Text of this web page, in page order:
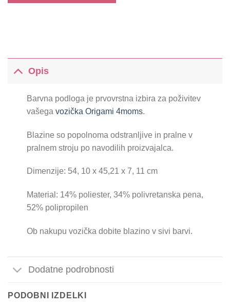
Opis
Barvna podloga je prvovrstna izbira za poživitev
vašega vozička Origami 4moms.
Blazine so popolnoma odstranljive in pralne v
pralnem stroju po navodilih proizvajalca.
Dimenzije: 54, 10 x 45,21 x 7, 11 cm
Material: 14% poliester, 34% polivretanska pena,
52% polipropilen
Ob nakupu vozička dobite blazino v sivi barvi.
Dodatne podrobnosti
PODOBNI IZDELKI